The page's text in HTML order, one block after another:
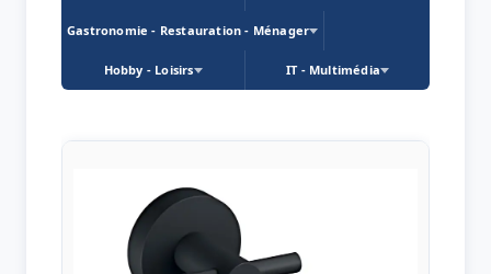
Gastronomie - Restauration - Ménager
Hobby - Loisirs IT - Multimédia